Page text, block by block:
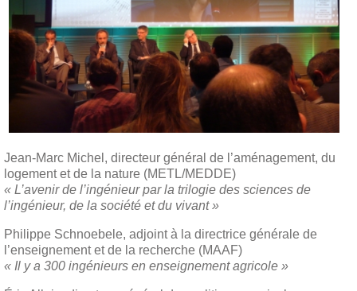
Jean-Marc Michel, directeur général de l’aménagement, du
logement et de la nature (METL/MEDDE)
« L’avenir de l’ingénieur par la trilogie des sciences de
l’ingénieur, de la société et du vivant »
Philippe Schnoebele, adjoint à la directrice générale de
l’enseignement et de la recherche (MAAF)
« Il y a 300 ingénieurs en enseignement agricole »